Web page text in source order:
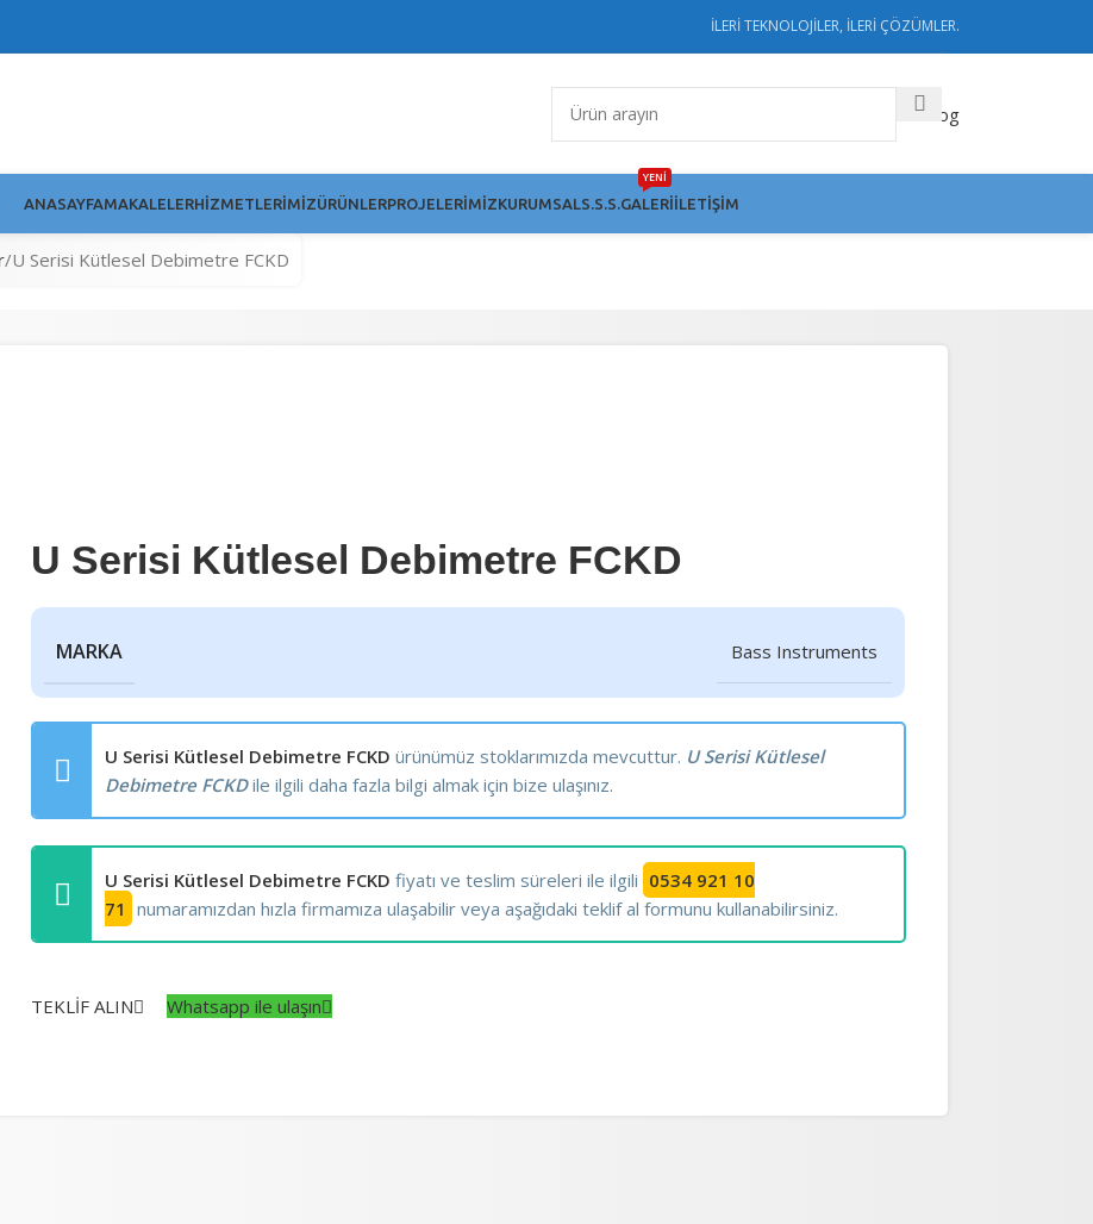
İLERİ TEKNOLOJİLER, İLERİ ÇÖZÜMLER.
Katalog
ANASAYFAMAKALELERHIZMETLERIMIZÜRÜNLERPROJELERIMIZKURUMSAL S.S.S. GALERI
YENİ
İLETIŞIM
U Serisi Kütlesel Debimetre FCKD
U Serisi Kütlesel Debimetre FCKD
MARKA Bass Instruments
U Serisi Kütlesel Debimetre FCKD ürünümüz stoklarımızda mevcuttur. U Serisi Kütlesel
Debimetre FCKDile ilgili daha fazla bilgi almak için bize ulaşınız.
U Serisi Kütlesel Debimetre FCKD fiyatı ve teslim süreleri ile ilgili 0534 921 10
71 numaramızdan hızla firmamıza ulaşabilir veya aşağıdaki teklif al formunu kullanabilirsiniz.
TEKLİF ALIN Whatsapp ile ulaşın